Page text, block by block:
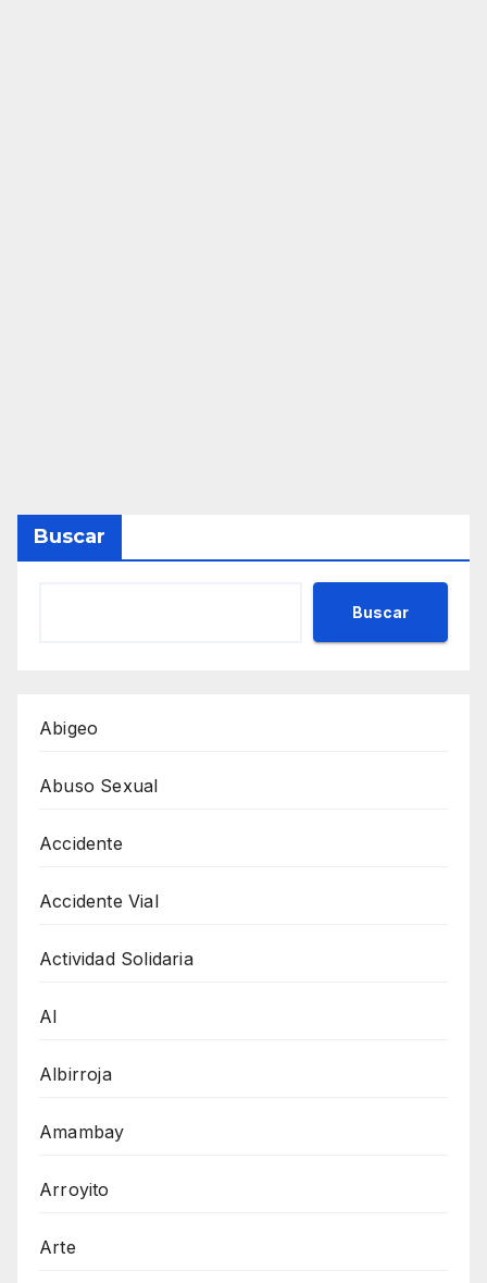
Buscar
Buscar
Abigeo
Abuso Sexual
Accidente
Accidente Vial
Actividad Solidaria
AI
Albirroja
Amambay
Arroyito
Arte